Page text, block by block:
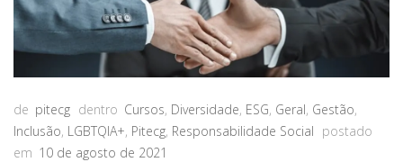
de pitecg dentro Cursos, Diversidade, ESG, Geral, Gestão,
Inclusão, LGBTQIA+, Pitecg, Responsabilidade Social postado
em 10 de agosto de 2021